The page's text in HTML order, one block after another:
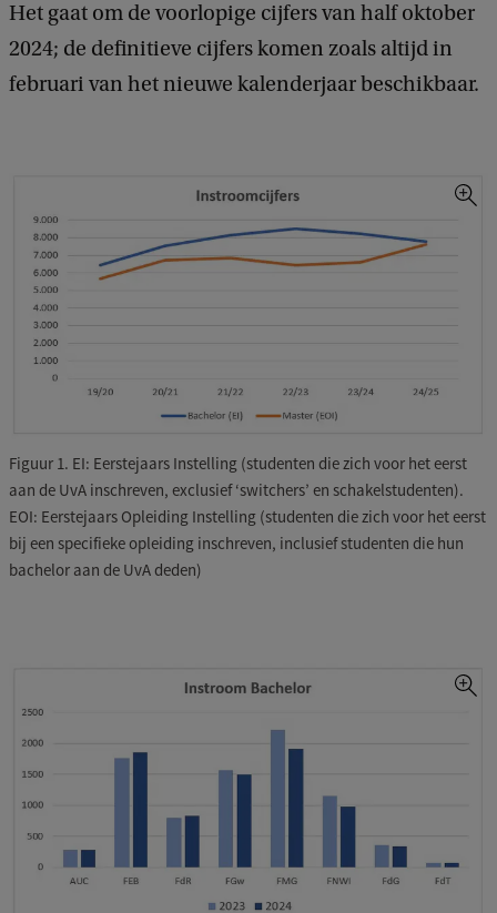
Het gaat om de voorlopige cijfers van half oktober
2024; de definitieve cijfers komen zoals altijd in
februari van het nieuwe kalenderjaar beschikbaar.
Figuur 1. EI: Eerstejaars Instelling (studenten die zich voor het eerst
aan de UvA inschreven, exclusief ‘switchers’ en schakelstudenten).
EOI: Eerstejaars Opleiding Instelling (studenten die zich voor het eerst
bij een specifieke opleiding inschreven, inclusief studenten die hun
bachelor aan de UvA deden)